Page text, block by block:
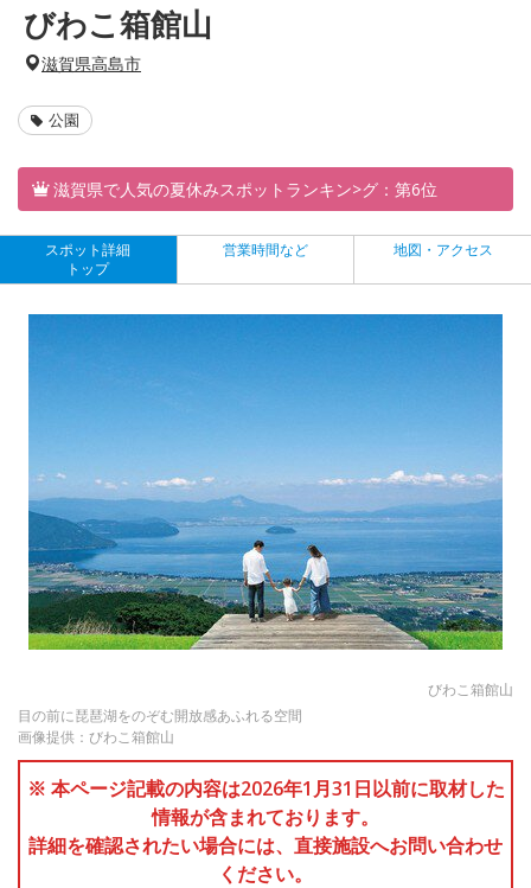
びわこ箱館山
滋賀県高島市
公園
滋賀県で人気の夏休みスポットランキン>グ：第6位
スポット詳細
トップ
営業時間など 地図・アクセス
びわこ箱館山
目の前に琵琶湖をのぞむ開放感あふれる空間
画像提供：びわこ箱館山
※ 本ページ記載の内容は2026年1月31日以前に取材した
情報が含まれております。
詳細を確認されたい場合には、直接施設へお問い合わせ
ください。